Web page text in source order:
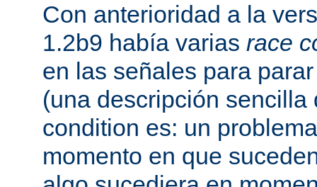
Con anterioridad a la
1.2b9 había varias race
en las señales para
(una descripción sencilla
condition es: un
momento en que